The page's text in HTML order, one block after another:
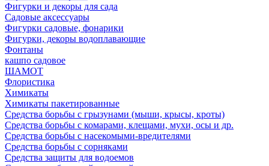
Фигурки и декоры для сада
Садовые аксессуары
Фигурки садовые, фонарики
Фигурки, декоры водоплавающие
Фонтаны
кашпо садовое
ШАМОТ
Флористика
Химикаты
Химикаты пакетированные
Средства борьбы с грызунами (мыши, крысы, кроты)
Средства борьбы с комарами, клещами, мухи, осы и др.
Средства борьбы с насекомыми-вредителями
Средства борьбы с сорняками
Средства защиты для водоемов